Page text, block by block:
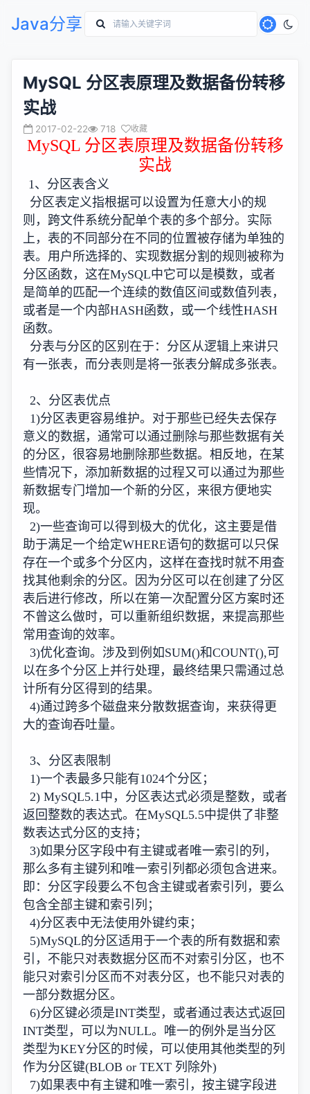
Java分享
MySQL 分区表原理及数据备份转移
实战
2017-02-22 718 收藏
MySQL 分区表原理及数据备份转移
实战
1、分区表含义
分区表定义指根据可以设置为任意大小的规
则，跨文件系统分配单个表的多个部分。实际
上，表的不同部分在不同的位置被存储为单独的
表。用户所选择的、实现数据分割的规则被称为
分区函数，这在MySQL中它可以是模数，或者
是简单的匹配一个连续的数值区间或数值列表，
或者是一个内部HASH函数，或一个线性HASH
函数。
分表与分区的区别在于：分区从逻辑上来讲只
有一张表，而分表则是将一张表分解成多张表。
2、分区表优点
1)分区表更容易维护。对于那些已经失去保存
意义的数据，通常可以通过删除与那些数据有关
的分区，很容易地删除那些数据。相反地，在某
些情况下，添加新数据的过程又可以通过为那些
新数据专门增加一个新的分区，来很方便地实
现。
2)一些查询可以得到极大的优化，这主要是借
助于满足一个给定WHERE语句的数据可以只保
存在一个或多个分区内，这样在查找时就不用查
找其他剩余的分区。因为分区可以在创建了分区
表后进行修改，所以在第一次配置分区方案时还
不曾这么做时，可以重新组织数据，来提高那些
常用查询的效率。
3)优化查询。涉及到例如SUM()和COUNT(),可
以在多个分区上并行处理，最终结果只需通过总
计所有分区得到的结果。
4)通过跨多个磁盘来分散数据查询，来获得更
大的查询吞吐量。
3、分区表限制
1)一个表最多只能有1024个分区；
2) MySQL5.1中，分区表达式必须是整数，或者
返回整数的表达式。在MySQL5.5中提供了非整
数表达式分区的支持；
3)如果分区字段中有主键或者唯一索引的列，
那么多有主键列和唯一索引列都必须包含进来。
即：分区字段要么不包含主键或者索引列，要么
包含全部主键和索引列；
4)分区表中无法使用外键约束；
5)MySQL的分区适用于一个表的所有数据和索
引，不能只对表数据分区而不对索引分区，也不
能只对索引分区而不对表分区，也不能只对表的
一部分数据分区。
6)分区键必须是INT类型，或者通过表达式返回
INT类型，可以为NULL。唯一的例外是当分区
类型为KEY分区的时候，可以使用其他类型的列
作为分区键(BLOB or TEXT 列除外)
7)如果表中有主键和唯一索引，按主键字段进